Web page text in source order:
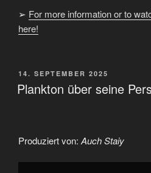
➢ For more information or to
here!
VERÖFFENTLICHT
AM
14. SEPTEMBER 2025
Plankton über seine
Produziert von:Auch Staiy
„Plankton